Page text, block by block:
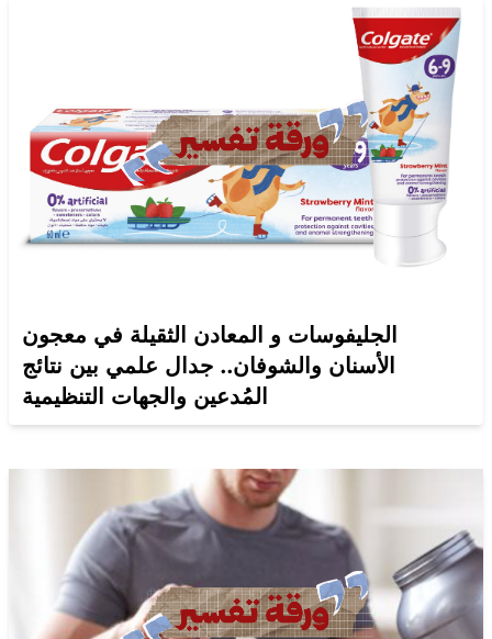
الجليفوسات و المعادن الثقيلة في معجون
الأسنان والشوفان.. جدال علمي بين نتائج
المُدعين والجهات التنظيمية